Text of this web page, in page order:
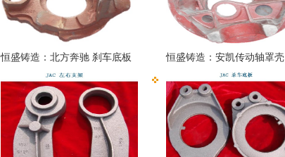
恒盛铸造：北方奔驰 刹车底板 恒盛铸造：安凯传动轴罩壳